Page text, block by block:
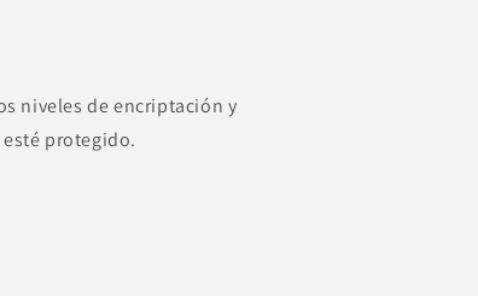
niveles de encriptación y
protegido.